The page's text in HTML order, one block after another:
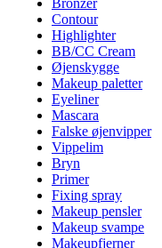
Bronzer
Contour
Highlighter
BB/CC Cream
Øjenskygge
Makeup paletter
Eyeliner
Mascara
Falske øjenvipper
Vippelim
Bryn
Primer
Fixing spray
Makeup pensler
Makeup svampe
Makeupfjerner